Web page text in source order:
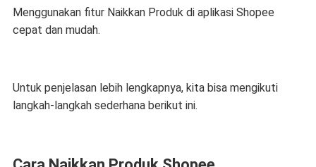
Menggunakan fitur Naikkan Produk di aplikasi Shopee
cepat dan mudah.
Untuk penjelasan lebih lengkapnya, kita bisa mengikuti
langkah-langkah sederhana berikut ini.